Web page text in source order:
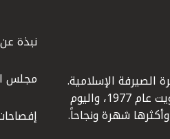
الصيرفة الإسلامية.
وهو أول بنك إسلامي أنشئ في دولة الكويت عام 1977، واليوم
شهرة ونجاحاً.
نبذة
مجلس